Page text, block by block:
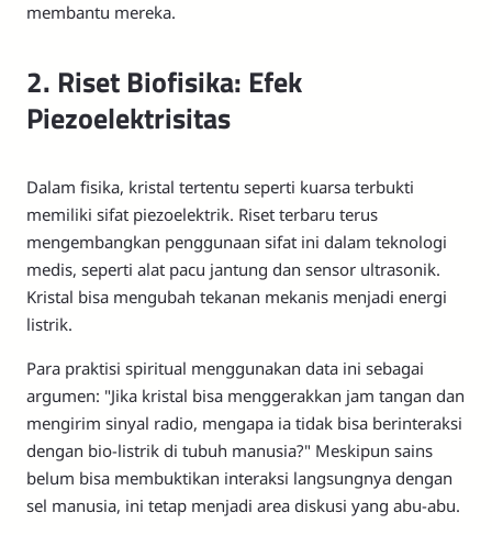
membantu mereka.
2. Riset Biofisika: Efek
Piezoelektrisitas
Dalam fisika, kristal tertentu seperti kuarsa terbukti
memiliki sifat piezoelektrik. Riset terbaru terus
mengembangkan penggunaan sifat ini dalam teknologi
medis, seperti alat pacu jantung dan sensor ultrasonik.
Kristal bisa mengubah tekanan mekanis menjadi energi
listrik.
Para praktisi spiritual menggunakan data ini sebagai
argumen: "Jika kristal bisa menggerakkan jam tangan dan
mengirim sinyal radio, mengapa ia tidak bisa berinteraksi
dengan bio-listrik di tubuh manusia?" Meskipun sains
belum bisa membuktikan interaksi langsungnya dengan
sel manusia, ini tetap menjadi area diskusi yang abu-abu.